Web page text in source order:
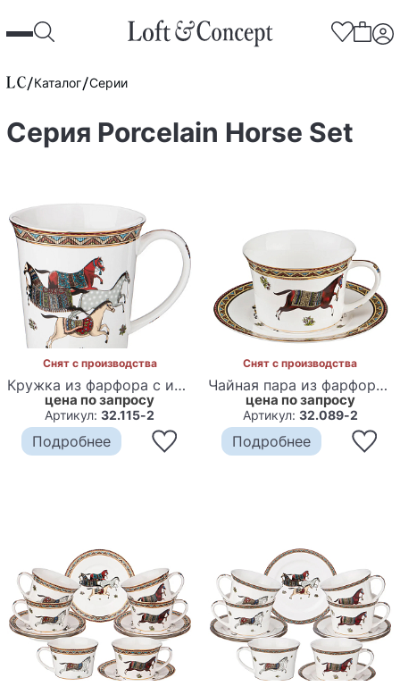
Каталог Серии
Серия Porcelain Horse Set
Снят с производства
Кружка из фарфора с изображением лошадей 400 мл Porcelain Horse Set
цена по запросу
Артикул:32.115-2
Подробнее
Снят с производства
Чайная пара из фарфора с изображением лошади 250 мл Porcelain Horse Set
цена по запросу
Артикул: 32.089-2
Подробнее